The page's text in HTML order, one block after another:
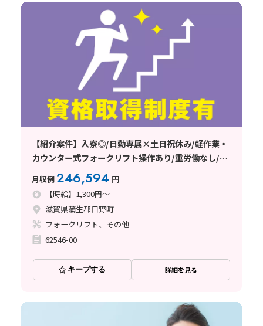
【紹介案件】入寮◎/日勤専属×土日祝休み/軽作業・
カウンター式フォークリフト操作あり/重労働なし/週
払い制度あり/未経験者歓迎♪
月収例246,594 円
【時給】1,300円～
滋賀県蒲生郡日野町
フォークリフト、その他
62546-00
キープする 詳細を見る